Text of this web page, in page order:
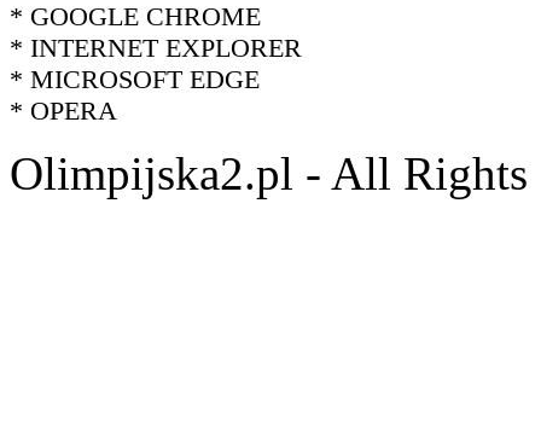
* GOOGLE CHROME
* INTERNET EXPLORER
* MICROSOFT EDGE
* OPERA
Olimpijska2.pl - All Rights